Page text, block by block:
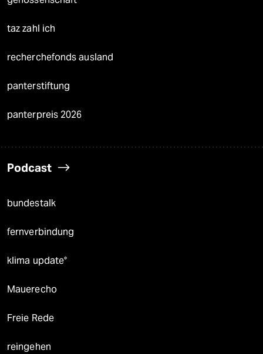
taz zahl ich
recherchefonds ausland
panterstiftung
panterpreis 2026
Podcast
bundestalk
fernverbindung
klima update°
Mauerecho
Freie Rede
reingehen